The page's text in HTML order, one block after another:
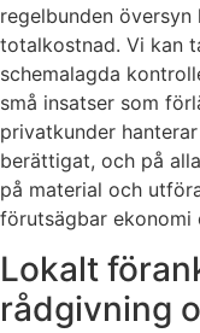
regelbunden
totalkostnad. Vi kan
schemalagda
små insatser som
privatkunder
berättigat, och på
på material och
förutsägbar
Lokalt
rådgivning